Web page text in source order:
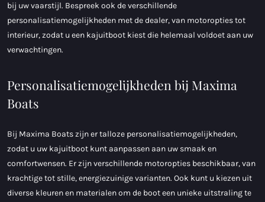
bij uw vaarstijl. Bespreek ook de verschillende
personalisatiemogelijkheden met de dealer, van motoropties tot
interieur, zodat u een kajuitboot kiest die helemaal voldoet aan uw
verwachtingen.
Personalisatiemogelijkheden bij Maxima
Boats
Bij Maxima Boats zijn er talloze personalisatiemogelijkheden,
zodat u uw kajuitboot kunt aanpassen aan uw smaak en
comfortwensen. Er zijn verschillende motoropties beschikbaar, van
krachtige tot stille, energiezuinige varianten. Ook kunt u kiezen uit
diverse kleuren en materialen om de boot een unieke uitstraling te